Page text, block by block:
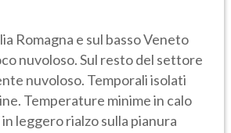
Romagna e sul basso Veneto
nuvoloso. Sul resto del settore
nuvoloso. Temporali isolati
Temperature minime in calo
leggero rialzo sulla pianura